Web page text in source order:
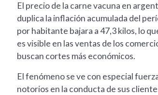
El precio de la carne vacuna en
duplica la inflación acumulada del
por habitante bajara a 47,3 kilos, lo
es visible en las ventas de los
buscan cortes más económicos.
El fenómeno se ve con especial
notorios en la conducta de sus